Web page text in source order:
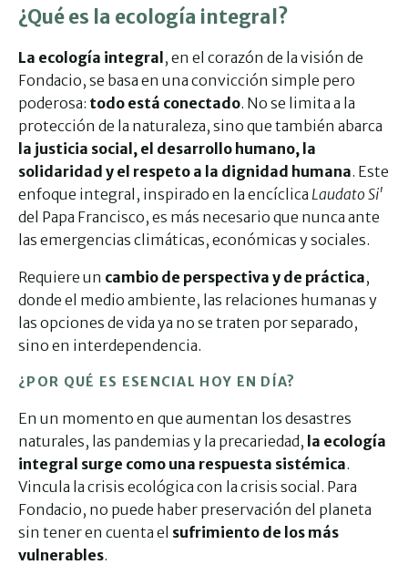
¿Qué es la ecología integral?
La ecología integral , en el corazón de la visión de
Fondacio, se basa en una convicción simple pero
poderosa: todo está conectado. No se limita a la
protección de la naturaleza, sino que también abarca
la justicia social, el desarrollo humano, la
solidaridad y el respeto a la dignidad humana. Este
enfoque integral, inspirado en la encíclica Laudato Si'
del Papa Francisco, es más necesario que nunca ante
las emergencias climáticas, económicas y sociales.
Requiere un cambio de perspectiva y de práctica,
donde el medio ambiente, las relaciones humanas y
las opciones de vida ya no se traten por separado,
sino en interdependencia.
¿POR QUÉ ES ESENCIAL HOY EN DÍA?
En un momento en que aumentan los desastres
naturales, las pandemias y la precariedad, la ecología
integral surge como una respuesta sistémica.
Vincula la crisis ecológica con la crisis social. Para
Fondacio, no puede haber preservación del planeta
sin tener en cuenta el sufrimiento de los más
vulnerables.